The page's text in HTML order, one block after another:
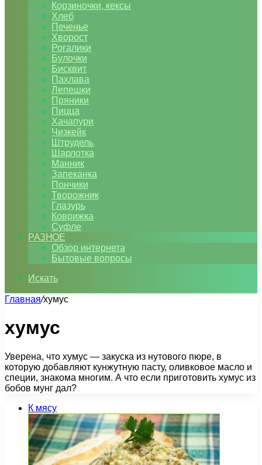
Корзиночки, кексы
Хлеб
Печенье
Хворост
Рогалики
Булочки
Бисквит
Пахлава
Лепешки
Пряники
Пицца
Хачапури
Чизкейк
Штрудель
Шарлотка
Манник
Запеканка
Пончики
Творожник
Глазурь
Коврижка
Суфле
РАЗНОЕ
Обзор интернета
Бытовые вопросы
Искать
Главная/хумус
хумус
Уверена, что хумус — закуска из нутового пюре, в
которую добавляют кунжутную пасту, оливковое масло и
специи, знакома многим. А что если приготовить хумус из
бобов мунг дал?
К мясу